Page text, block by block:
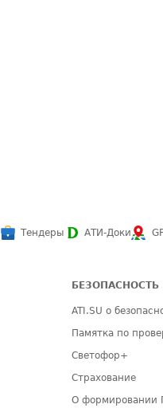
Тендеры АТИ-Доки
БЕЗОПАСНОСТЬ
ATI.SU о
Памятка по
Светофор+
Страхование
О формировании